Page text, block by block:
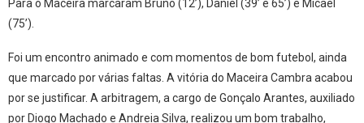
Para o Maceira marcaram Bruno (12’), Daniel (39’ e 65’) e Micael
(75’).
Foi um encontro animado e com momentos de bom futebol, ainda
que marcado por várias faltas. A vitória do Maceira Cambra acabou
por se justificar. A arbitragem, a cargo de Gonçalo Arantes, auxiliado
por Diogo Machado e Andreia Silva, realizou um bom trabalho,